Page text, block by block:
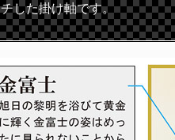
チした掛け軸です。